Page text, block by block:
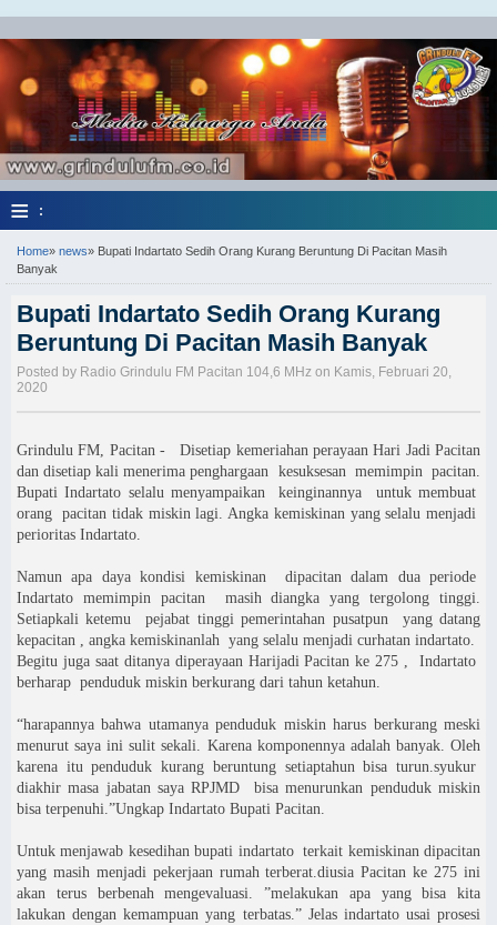
≡ :
Home» news» Bupati Indartato Sedih Orang Kurang Beruntung Di Pacitan Masih
Banyak
Bupati Indartato Sedih Orang Kurang
Beruntung Di Pacitan Masih Banyak
Posted by Radio Grindulu FM Pacitan 104,6 MHz on Kamis, Februari 20,
2020
Grindulu FM, Pacitan - Disetiap kemeriahan perayaan Hari Jadi Pacitan
dan disetiap kali menerima penghargaan kesuksesan memimpin pacitan.
Bupati Indartato selalu menyampaikan keinginannya untuk membuat
orang pacitan tidak miskin lagi. Angka kemiskinan yang selalu menjadi
perioritas Indartato.
Namun apa daya kondisi kemiskinan dipacitan dalam dua periode
Indartato memimpin pacitan masih diangka yang tergolong tinggi.
Setiapkali ketemu pejabat tinggi pemerintahan pusatpun yang datang
kepacitan , angka kemiskinanlah yang selalu menjadi curhatan indartato.
Begitu juga saat ditanya diperayaan Harijadi Pacitan ke 275 , Indartato
berharap penduduk miskin berkurang dari tahun ketahun.
“harapannya bahwa utamanya penduduk miskin harus berkurang meski
menurut saya ini sulit sekali. Karena komponennya adalah banyak. Oleh
karena itu penduduk kurang beruntung setiaptahun bisa turun.syukur
diakhir masa jabatan saya RPJMD bisa menurunkan penduduk miskin
bisa terpenuhi.”Ungkap Indartato Bupati Pacitan.
Untuk menjawab kesedihan bupati indartato terkait kemiskinan dipacitan
yang masih menjadi pekerjaan rumah terberat.diusia Pacitan ke 275 ini
akan terus berbenah mengevaluasi. ”melakukan apa yang bisa kita
lakukan dengan kemampuan yang terbatas.” Jelas indartato usai prosesi